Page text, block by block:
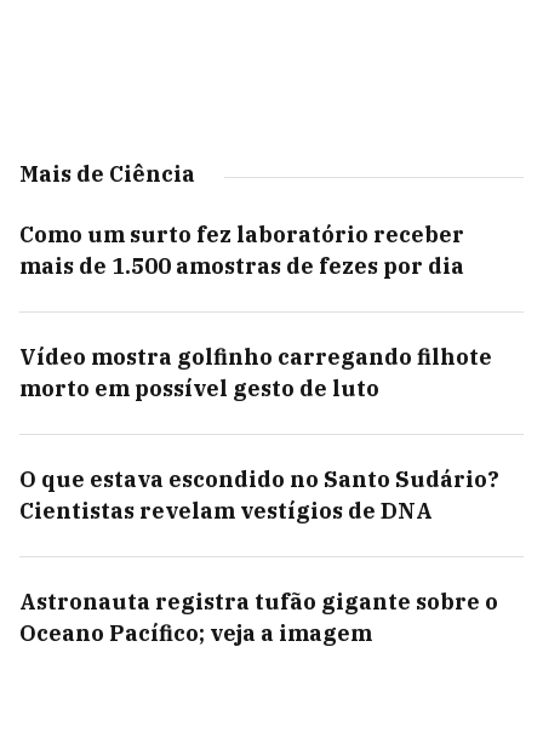
Mais de Ciência
Como um surto fez laboratório receber
mais de 1.500 amostras de fezes por dia
Vídeo mostra golfinho carregando filhote
morto em possível gesto de luto
O que estava escondido no Santo Sudário?
Cientistas revelam vestígios de DNA
Astronauta registra tufão gigante sobre o
Oceano Pacífico; veja a imagem